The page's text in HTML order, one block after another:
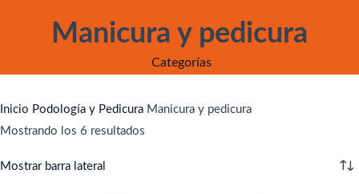
Manicura y pedicura
Categorías
Inicio Podología y Pedicura Manicura y pedicura
Mostrando los 6 resultados
Mostrar barra lateral